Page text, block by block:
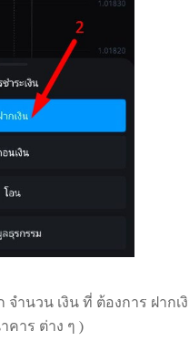
จำนวน เงิน ที่ ต้องการ ฝาก
คาร ต่าง ๆ )